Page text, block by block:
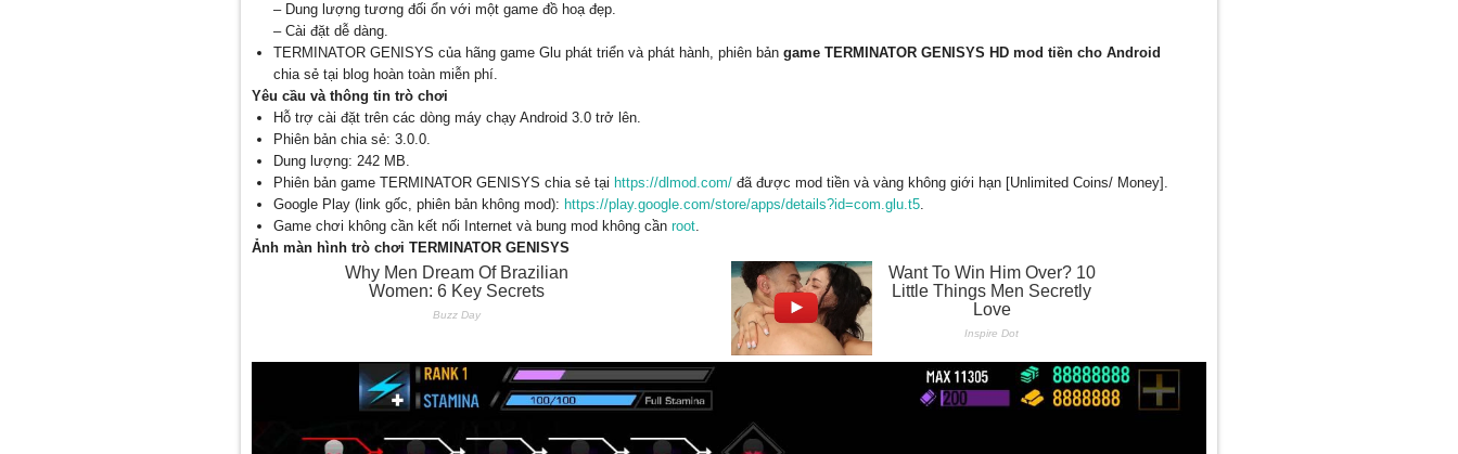
– Dung lượng tương đối ổn với một game đồ hoạ đẹp.
– Cài đặt dễ dàng.
TERMINATOR GENISYS của hãng game Glu phát triển và phát hành, phiên bản game TERMINATOR GENISYS HD mod tiền cho Android
chia sẻ tại blog hoàn toàn miễn phí.
Yêu cầu và thông tin trò chơi
Hỗ trợ cài đặt trên các dòng máy chạy Android 3.0 trở lên.
Phiên bản chia sẻ: 3.0.0.
Dung lượng: 242 MB.
Phiên bản game TERMINATOR GENISYS chia sẻ tại https://dlmod.com/ đã được mod tiền và vàng không giới hạn [Unlimited Coins/ Money].
Google Play (link gốc, phiên bản không mod): https://play.google.com/store/apps/details?id=com.glu.t5.
Game chơi không cần kết nối Internet và bung mod không cần root.
Ảnh màn hình trò chơi TERMINATOR GENISYS